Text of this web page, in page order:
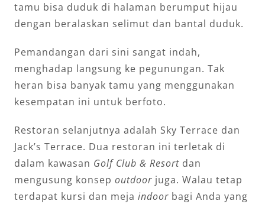
tamu bisa duduk di halaman berumput hijau
dengan beralaskan selimut dan bantal duduk.
Pemandangan dari sini sangat indah,
menghadap langsung ke pegunungan. Tak
heran bisa banyak tamu yang menggunakan
kesempatan ini untuk berfoto.
Restoran selanjutnya adalah Sky Terrace dan
Jack’s Terrace. Dua restoran ini terletak di
dalam kawasan Golf Club & Resortdan
mengusung konsep outdoor juga. Walau tetap
terdapat kursi dan meja indoor bagi Anda yang